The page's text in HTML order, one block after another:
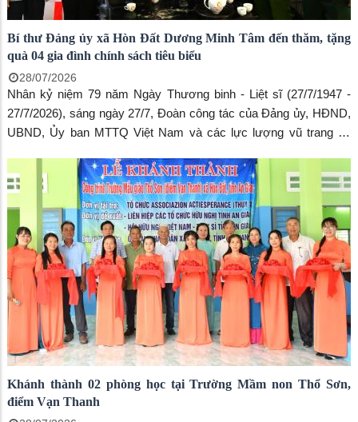
Bí thư Đảng ủy xã Hòn Đất Dương Minh Tâm đến thăm, tặng
quà 04 gia đình chính sách tiêu biểu
28/07/2026
Nhân kỷ niệm 79 năm Ngày Thương binh - Liệt sĩ (27/7/1947 -
27/7/2026), sáng ngày 27/7, Đoàn công tác của Đảng ủy, HĐND,
UBND, Ủy ban MTTQ Việt Nam và các lực lượng vũ trang xã
Trưởng đoàn đã đến thăm, tặng quà 04 gia đình chính sách tiêu
biểu tại các ấp Tri Tôn, Đường Hòn, Chòm Sao và Sơn Nam.
Khánh thành 02 phòng học tại Trường Mầm non Thổ Sơn,
điểm Vạn Thanh